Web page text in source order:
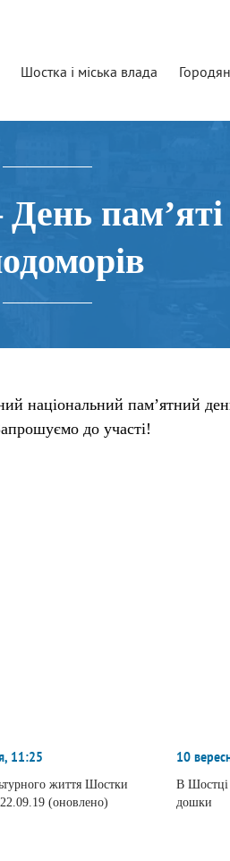
Шостка і міська влада
День
національний пам’ятний
до участі!
11:25
життя Шостки
(оновлено)
10
В Шостці
дошки